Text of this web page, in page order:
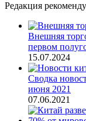
Редакция
Внешняя
первом
15.07.2024
Сводка
июня 2021
07.06.2021